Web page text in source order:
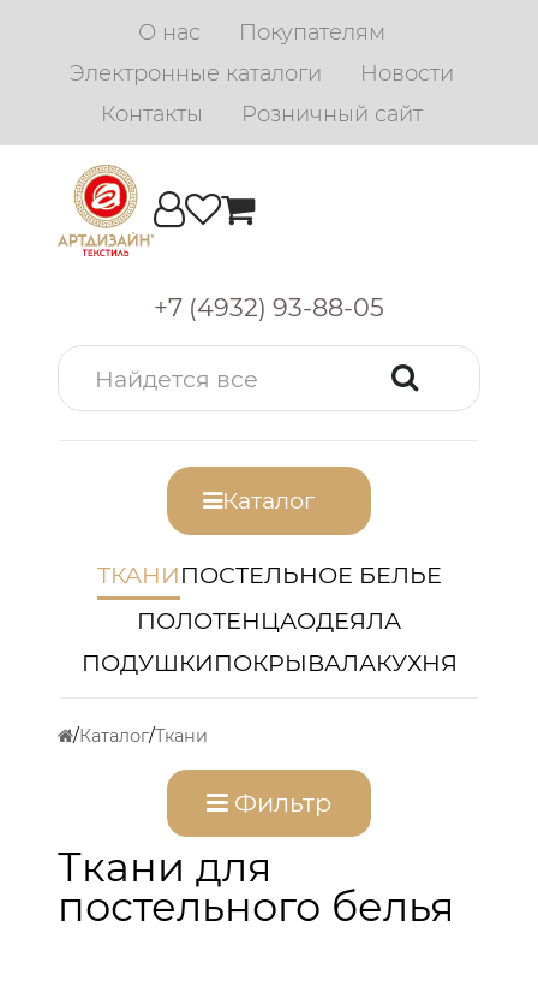
О нас
Покупателям
Электронные каталоги
Новости
Контакты
Розничный сайт
+7 (4932) 93-88-05
Каталог
ТКАНИПОСТЕЛЬНОЕ БЕЛЬЕ
ПОЛОТЕНЦАОДЕЯЛА
ПОДУШКИПОКРЫВАЛАКУХНЯ
Каталог Ткани
Фильтр
Ткани для
постельного белья